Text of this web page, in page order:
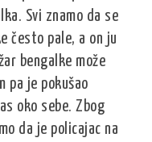
Svi znamo da se
često pale, a on ju
bengalke može
pa je pokušao
oko sebe. Zbog
da je policajac na